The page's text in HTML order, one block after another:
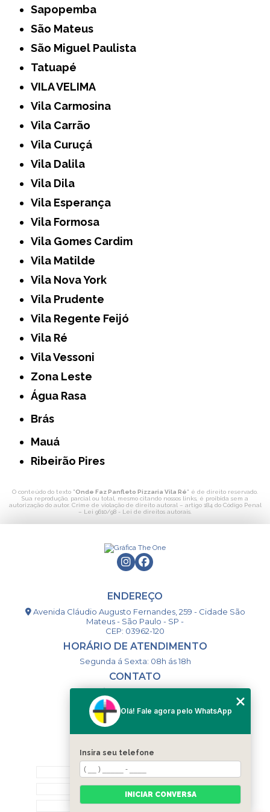
Sapopemba
São Mateus
São Miguel Paulista
Tatuapé
VILA VELIMA
Vila Carmosina
Vila Carrão
Vila Curuçá
Vila Dalila
Vila Dila
Vila Esperança
Vila Formosa
Vila Gomes Cardim
Vila Matilde
Vila Nova York
Vila Prudente
Vila Regente Feijó
Vila Ré
Vila Vessoni
Zona Leste
Água Rasa
Brás
Mauá
Ribeirão Pires
O conteúdo do texto "Onde Faz Panfleto Pizzaria Vila Ré" é de direito reservado.
Sua reprodução, parcial ou total, mesmo citando nossos links, é proibida sem a
autorização do autor. Crime de violação de direito autoral – artigo 184 do Código Penal
– Lei 9610/98 - Lei de direitos autorais
ENDEREÇO
Avenida Cláudio Augusto Fernandes, 259 - Cidade São
Mateus - São Paulo - SP -
CEP: 03962-120
HORÁRIO DE ATENDIMENTO
Segunda á Sexta: 08h ás 18h
CONTATO
(11) 98993-9556
togsm1@gmail.com
MENU
HOME
CONTATO
Olá! Fale agora pelo WhatsApp
Insira seu telefone
INICIAR CONVERSA